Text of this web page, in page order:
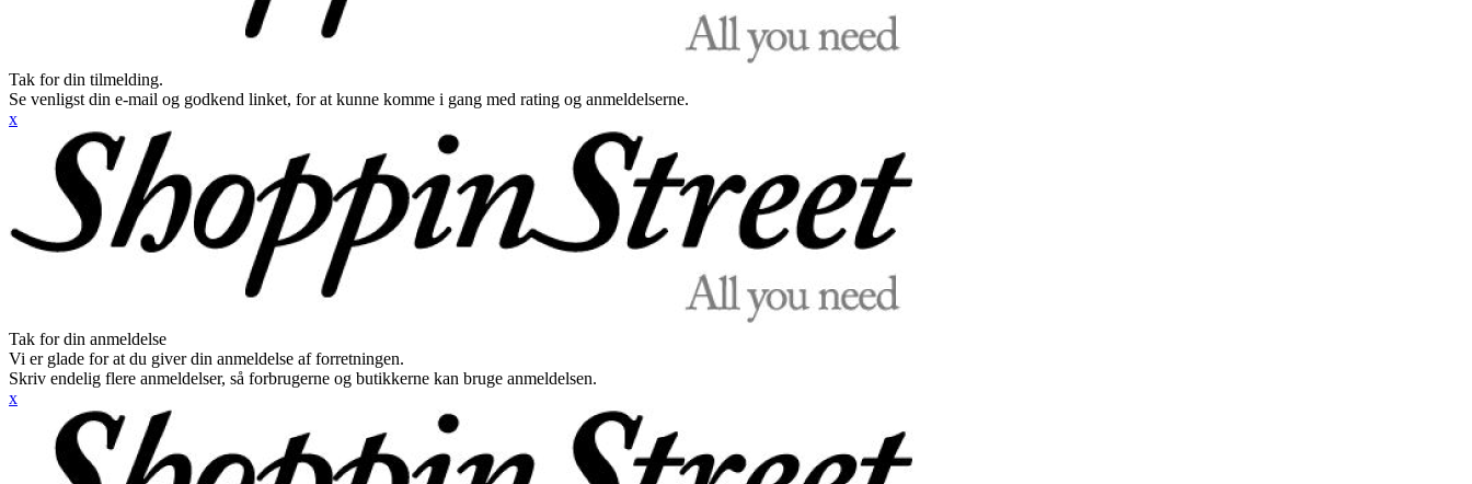
Tak for din tilmelding.
Se venligst din e-mail og godkend linket, for at kunne komme i gang med rating og anmeldelserne.
x
Tak for din anmeldelse
Vi er glade for at du giver din anmeldelse af forretningen.
Skriv endelig flere anmeldelser, så forbrugerne og butikkerne kan bruge anmeldelsen.
x